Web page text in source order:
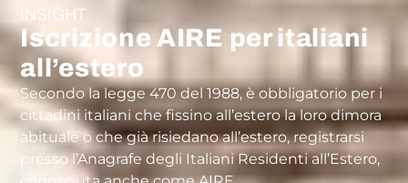
INSIGHT
Iscrizione AIRE per italiani
all’estero
Secondo la legge 470 del 1988, è obbligatorio per i
cittadini italiani che fissino all’estero la loro dimora
abituale o che già risiedano all’estero, registrarsi
presso l’Anagrafe degli Italiani Residenti all’Estero,